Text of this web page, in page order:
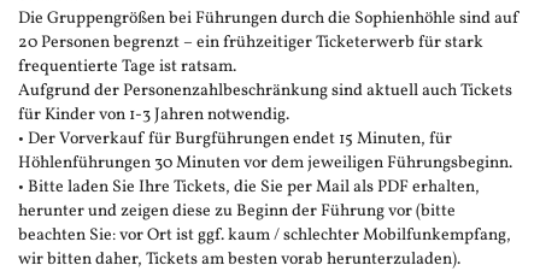
Die Gruppengrößen bei Führungen durch die Sophienhöhle sind auf
20 Personen begrenzt – ein frühzeitiger Ticketerwerb für stark
frequentierte Tage ist ratsam.
Aufgrund der Personenzahlbeschränkung sind aktuell auch Tickets
für Kinder von 1-3 Jahren notwendig.
• Der Vorverkauf für Burgführungen endet 15 Minuten, für
Höhlenführungen 30 Minuten vor dem jeweiligen Führungsbeginn.
• Bitte laden Sie Ihre Tickets, die Sie per Mail als PDF erhalten,
herunter und zeigen diese zu Beginn der Führung vor (bitte
beachten Sie: vor Ort ist ggf. kaum / schlechter Mobilfunkempfang,
wir bitten daher, Tickets am besten vorab herunterzuladen).